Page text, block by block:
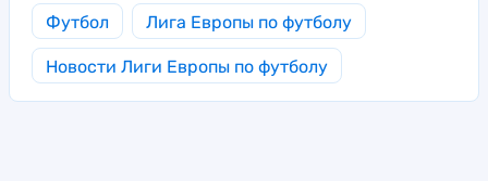
Футбол Лига Европы по футболу
Новости Лиги Европы по футболу